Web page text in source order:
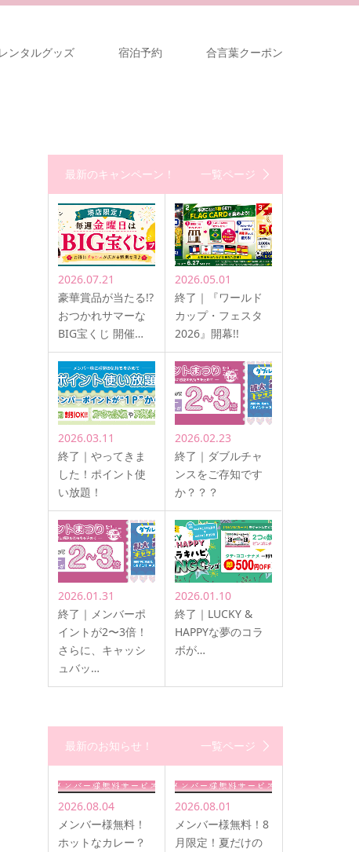
ンタルグッズ 宿泊予約 合言葉クーポン
最新のキャンペーン！ 一覧ページ
2026.07.21
豪華賞品が当たる!?
おつかれサマーな
BIG宝くじ 開催…
2026.05.01
終了｜『ワールド
カップ・フェスタ
2026』開幕!!
2026.03.11
終了｜やってきま
した！ポイント使
い放題！
2026.02.23
終了｜ダブルチャ
ンスをご存知です
か？？？
2026.01.31
終了｜メンバーポ
イントが2〜3倍！
さらに、キャッシ
ュバッ…
2026.01.10
終了｜LUCKY &
HAPPYな夢のコラ
ボが…
最新のお知らせ！ 一覧ページ
2026.08.04
メンバー様無料！
ホットなカレー？
2026.08.01
メンバー様無料！8
月限定！夏だけの